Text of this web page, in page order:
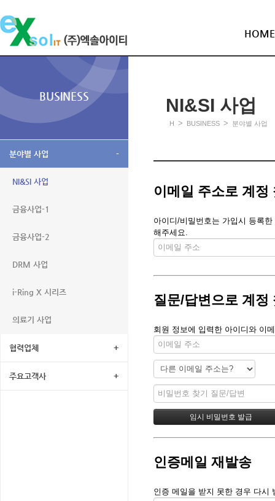
HOME
BUSINESS
분야별 사업 -
NI&SI 사업
금융사업-1
금융사업-2
DRM 사업
i-Ring X 시리즈
의료기 사업
협력업체 +
주요고객사 +
NI&SI 사업
H > BUSINESS > 분야별 사업
이메일 주소로 계정
아이디/비밀번호는 가입시 등록
해주세요.
질문/답변으로 계정
회원 정보에 입력한 아이디와 이
인증메일 재발송
인증 메일을 받지 못한 경우 다시